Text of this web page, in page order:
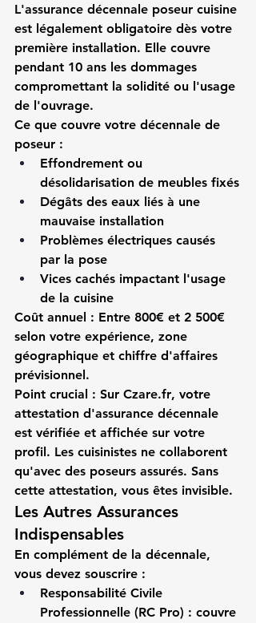
L'assurance décennale poseur cuisine
est légalement obligatoire dès votre
première installation. Elle couvre
pendant 10 ans les dommages
compromettant la solidité ou l'usage
de l'ouvrage.
Ce que couvre votre décennale de
poseur :
Effondrement ou
désolidarisation de meubles fixés
Dégâts des eaux liés à une
mauvaise installation
Problèmes électriques causés
par la pose
Vices cachés impactant l'usage
de la cuisine
Coût annuel : Entre 800€ et 2 500€
selon votre expérience, zone
géographique et chiffre d'affaires
prévisionnel.
Point crucial : Sur Czare.fr, votre
attestation d'assurance décennale
est vérifiée et affichée sur votre
profil. Les cuisinistes ne collaborent
qu'avec des poseurs assurés. Sans
cette attestation, vous êtes invisible.
Les Autres Assurances
Indispensables
En complément de la décennale,
vous devez souscrire :
Responsabilité Civile
Professionnelle (RC Pro) : couvre